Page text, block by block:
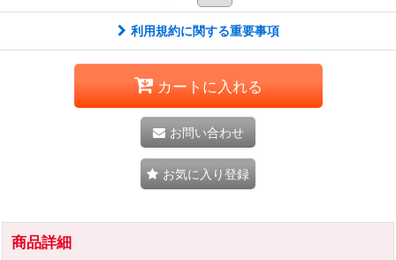
利用規約に関する重要事項
カートに入れる
お問い合わせ
お気に入り登録
商品詳細